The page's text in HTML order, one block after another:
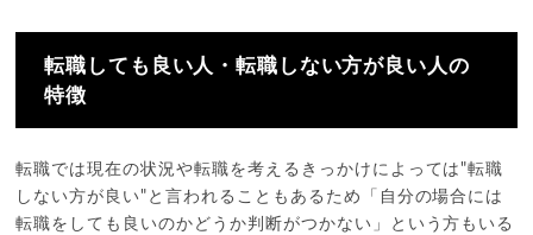
転職しても良い人・転職しない方が良い人の
特徴
転職では現在の状況や転職を考えるきっかけによっては"転職
しない方が良い"と言われることもあるため「自分の場合には
転職をしても良いのかどうか判断がつかない」という方もいる